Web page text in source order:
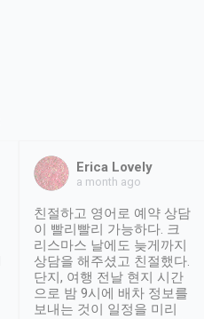
Erica Lovely
a month ago
친절하고 영어로 예약 상담
이 빨리빨리 가능하다. 크
리스마스 날에도 늦게까지
상담을 해주셨고 친절했다.
단지, 여행 전날 현지 시간
으로 밤 9시에 배차 정보를
보내는 것이 일정을 미리